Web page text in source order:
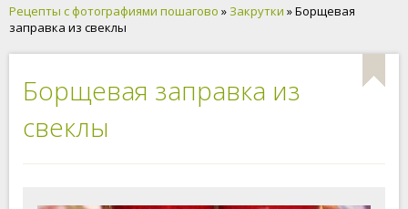
Рецепты с фотографиями пошагово » Закрутки » Борщевая
заправка из свеклы
Борщевая заправка из
свеклы